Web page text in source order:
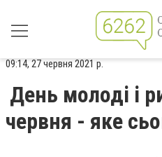
09:14, 27 червня 2021 р.
День молоді і
червня - яке